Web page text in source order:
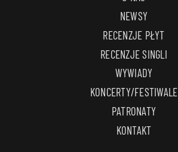
NEWSY
RECENZJE PŁYT
RECENZJE SINGLI
WYWIADY
KONCERTY/FESTIWALE
PATRONATY
KONTAKT